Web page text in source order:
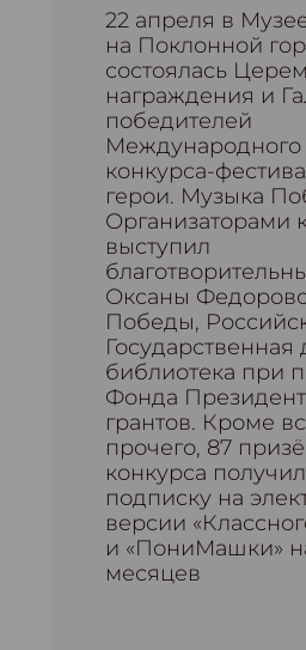
22 апреля в
на Поклонной
состоялась
награждения и
победителей
Международного
конкурса-
герои. Музыка
Организаторами
выступил
Оксаны
Победы,
Государственная
библиотека при
Фонда
грантов. Кроме
прочего, 87
конкурса
подписку на
версии
и «ПониМашки»
месяцев